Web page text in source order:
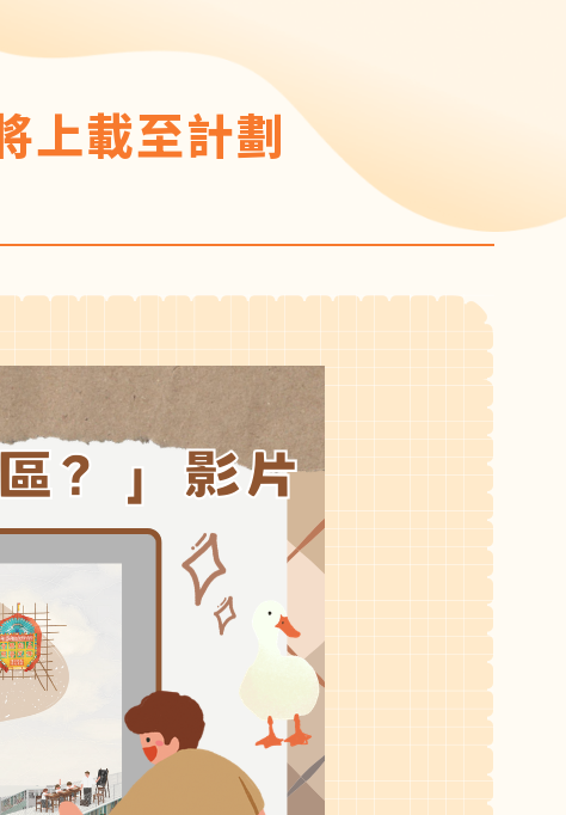
上載至計劃